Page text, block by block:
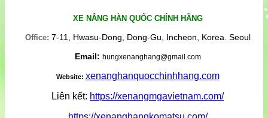
XE NÂNG HÀN QUỐC CHÍNH HÃNG
Office: 7-11, Hwasu-Dong, Dong-Gu, Incheon, Korea. Seoul
Email: hungxenanghang@gmail.com
Website: xenanghanquocchinhhang.com
Liên kết: https://xenangmgavietnam.com/